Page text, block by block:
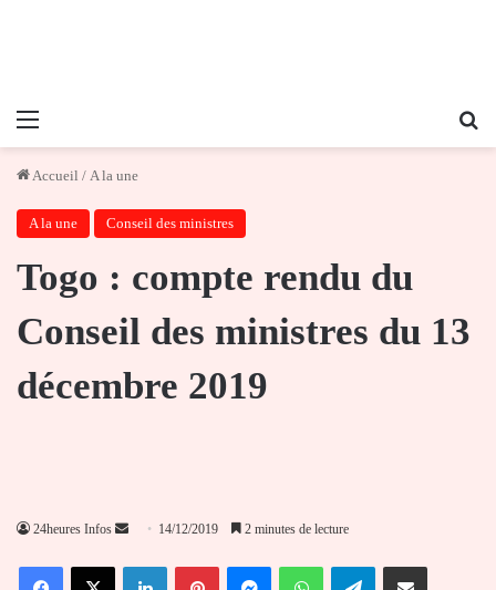
Menu
Accueil / A la une
A la une Conseil des ministres
Togo : compte rendu du
Conseil des ministres du 13
décembre 2019
24heures Infos
Envoyer
courriel
14/12/2019 2 minutes de lecture
FacebookX LinkedinPinterestMessengerWhatsAppTelegramPartager par email